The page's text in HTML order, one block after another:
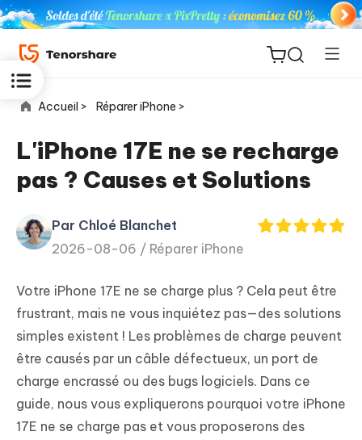
for iOS
PDNob
Editor
iAnyGo
Accueil > Réparer iPhone >
L'iPhone 17E ne se recharge
pas ? Causes et Solutions
Par Chloé Blanchet
2026-08-06 / Réparer iPhone
Votre iPhone 17E ne se charge plus ? Cela peut être
frustrant, mais ne vous inquiétez pas—des solutions
simples existent ! Les problèmes de charge peuvent
être causés par un câble défectueux, un port de
charge encrassé ou des bugs logiciels. Dans ce
guide, nous vous expliquerons pourquoi votre iPhone
17E ne se charge pas et vous proposerons des